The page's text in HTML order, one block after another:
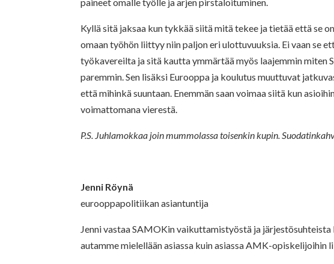
Kyllä sitä jaksaa kun tykkää siitä mitä tekee ja tietää että se
omaan työhön liittyy niin paljon eri ulottuvuuksia. Ei vaan se
työkavereilta ja sitä kautta ymmärtää myös laajemmin miten
paremmin. Sen lisäksi Eurooppa ja koulutus muuttuvat
että mihinkä suuntaan. Enemmän saan voimaa siitä kun
voimattomana vierestä.
P.S. Juhlamokkaa join mummolassa toisenkin kupin.
Jenni Röynä
eurooppapolitiikan asiantuntija
Jenni vastaa SAMOKin vaikuttamistyöstä ja järjestösuhteista
autamme mielellään asiassa kuin asiassa AMK-opiskelijoihin